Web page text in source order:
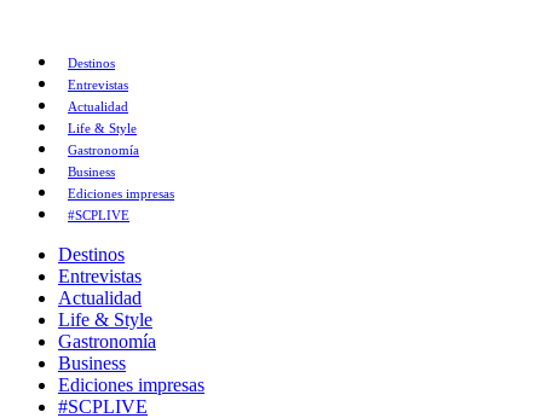
Destinos
Entrevistas
Actualidad
Life & Style
Gastronomía
Business
Ediciones impresas
#SCPLIVE
Destinos
Entrevistas
Actualidad
Life & Style
Gastronomía
Business
Ediciones impresas
#SCPLIVE